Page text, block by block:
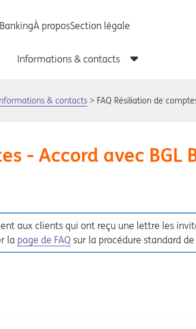
& contacts FAQ Résiliation de
- Accord avec BGL
aux clients qui ont reçu une lettre les
la page de FAQ sur la procédure standard